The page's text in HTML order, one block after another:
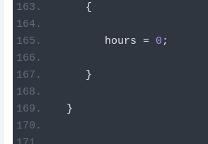
{
        hours
= 0 ;
}
}